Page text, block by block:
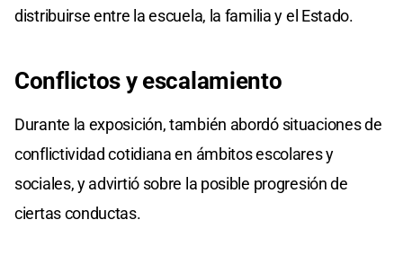
distribuirse entre la escuela, la familia y el Estado.
Conflictos y escalamiento
Durante la exposición, también abordó situaciones de
conflictividad cotidiana en ámbitos escolares y
sociales, y advirtió sobre la posible progresión de
ciertas conductas.